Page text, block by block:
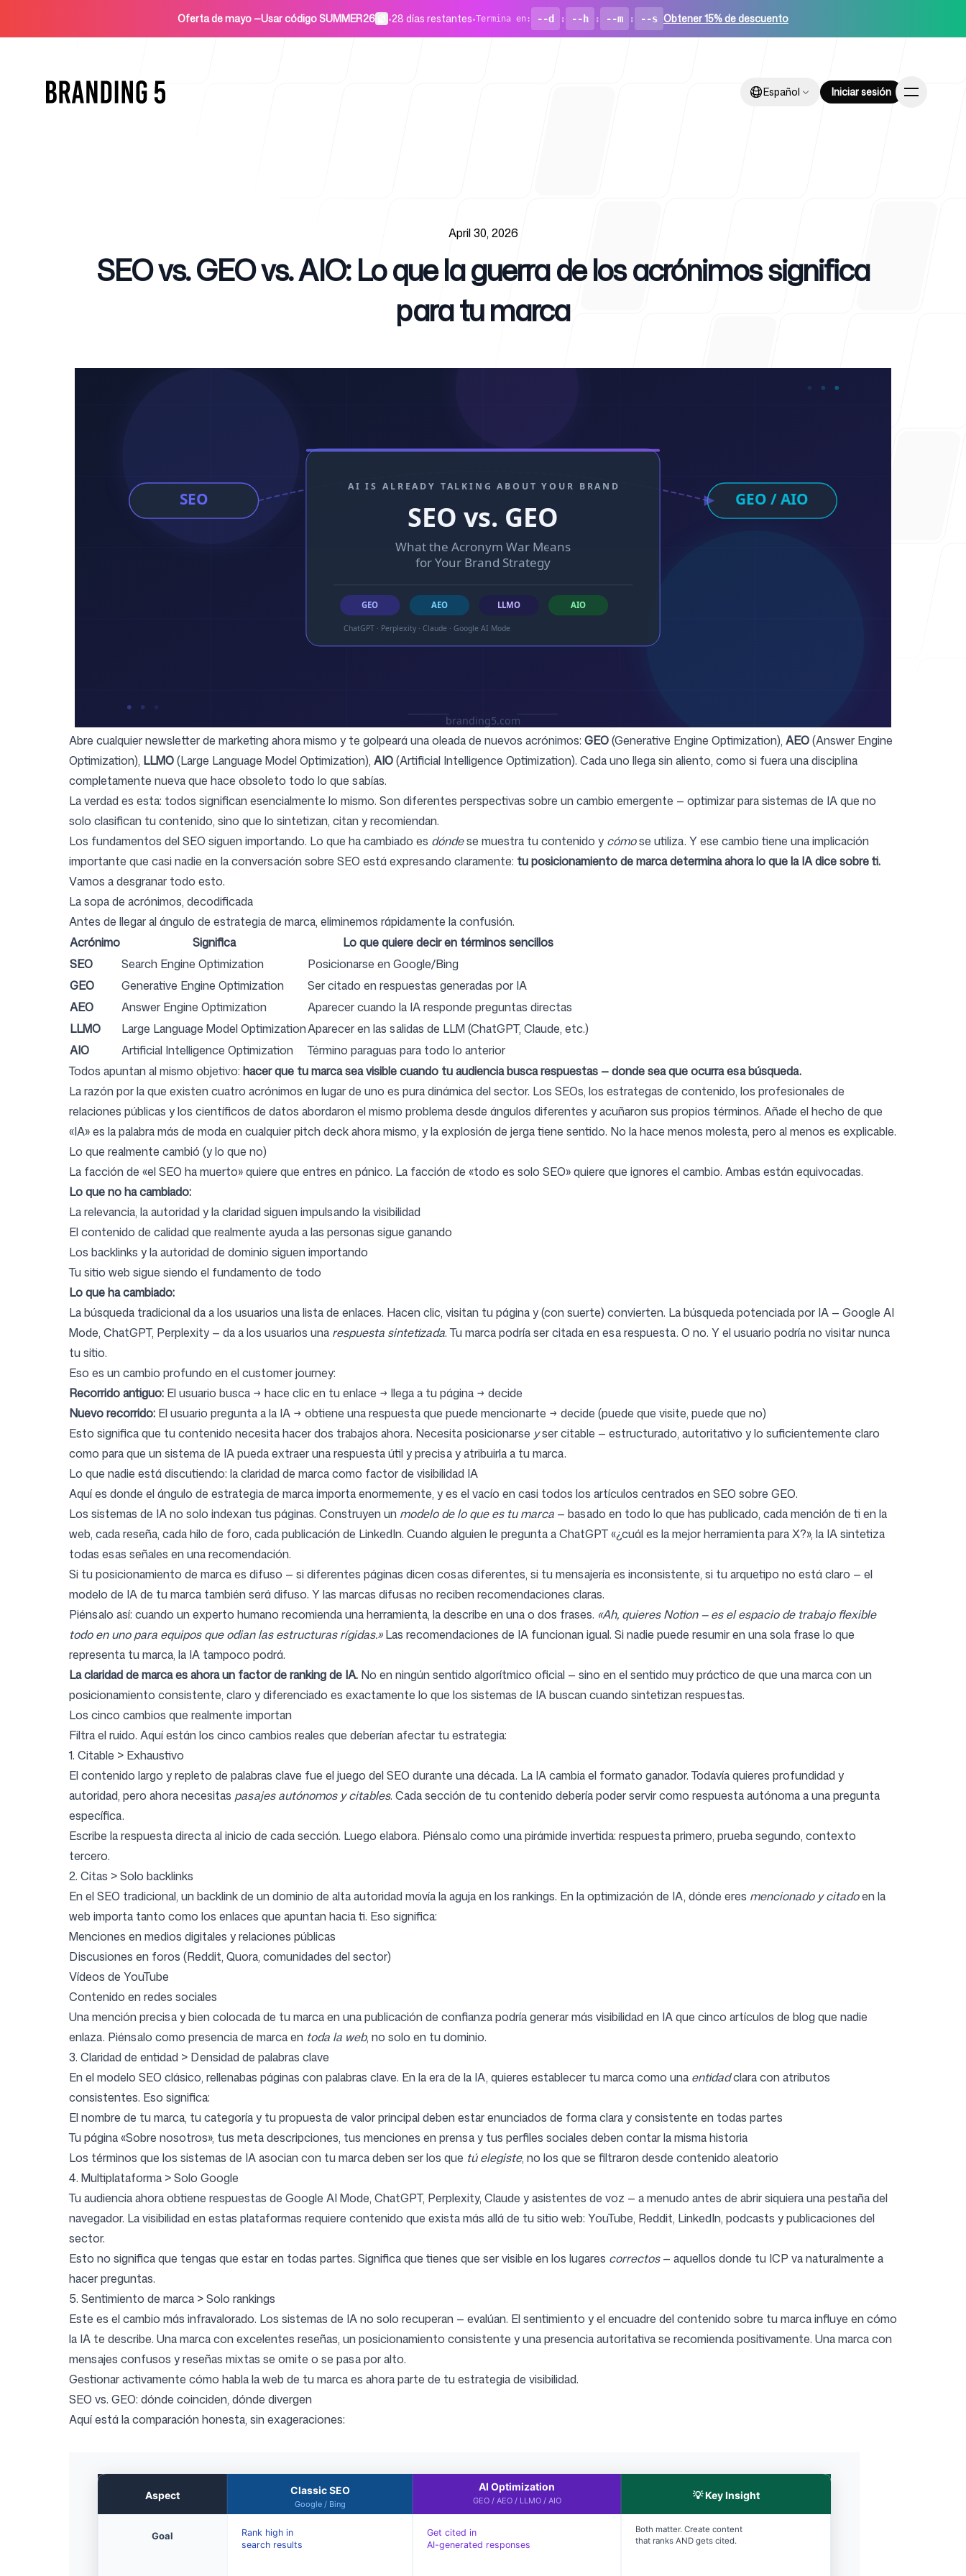
Oferta de mayo —Usar código SUMMER26 •28 días restantes•Termina en : --d : --h : --m : --s Obtener 15% de descuento
Español Iniciar sesión
Español Iniciar sesión
Blog
Herramientas gratuitas FAQ
April 30, 2026
SEO vs. GEO vs. AIO: Lo que la guerra de los acrónimos significa
para tu marca
Abre cualquier newsletter de marketing ahora mismo y te golpeará una oleada de nuevos acrónimos: GEO(Generative Engine Optimization), AEO(Answer Engine
Optimization), LLMO(Large Language Model Optimization), AIO(Artificial Intelligence Optimization). Cada uno llega sin aliento, como si fuera una disciplina
completamente nueva que hace obsoleto todo lo que sabías.
La verdad es esta: todos significan esencialmente lo mismo. Son diferentes perspectivas sobre un cambio emergente — optimizar para sistemas de IA que no
solo clasifican tu contenido, sino que lo sintetizan, citan y recomiendan.
Los fundamentos del SEO siguen importando. Lo que ha cambiado es dóndese muestra tu contenido y cómose utiliza. Y ese cambio tiene una implicación
importante que casi nadie en la conversación sobre SEO está expresando claramente: tu posicionamiento de marca determina ahora lo que la IA dice sobre ti.
Vamos a desgranar todo esto.
La sopa de acrónimos, decodificada
Antes de llegar al ángulo de estrategia de marca, eliminemos rápidamente la confusión.
Acrónimo
Significa
Lo que quiere decir en términos sencillos
SEO
Search Engine Optimization
Posicionarse en Google/Bing
GEO
Generative Engine Optimization
Ser citado en respuestas generadas por IA
AEO
Answer Engine Optimization
Aparecer cuando la IA responde preguntas directas
LLMO
Large Language Model OptimizationAparecer en las salidas de LLM (ChatGPT, Claude, etc.)
AIO
Artificial Intelligence Optimization
Término paraguas para todo lo anterior
Todos apuntan al mismo objetivo: hacer que tu marca sea visible cuando tu audiencia busca respuestas — donde sea que ocurra esa búsqueda.
La razón por la que existen cuatro acrónimos en lugar de uno es pura dinámica del sector. Los SEOs, los estrategas de contenido, los profesionales de
relaciones públicas y los científicos de datos abordaron el mismo problema desde ángulos diferentes y acuñaron sus propios términos. Añade el hecho de que
«IA» es la palabra más de moda en cualquier pitch deck ahora mismo, y la explosión de jerga tiene sentido. No la hace menos molesta, pero al menos es explicable.
Lo que realmente cambió (y lo que no)
La facción de «el SEO ha muerto» quiere que entres en pánico. La facción de «todo es solo SEO» quiere que ignores el cambio. Ambas están equivocadas.
Lo que no ha cambiado:
La relevancia, la autoridad y la claridad siguen impulsando la visibilidad
El contenido de calidad que realmente ayuda a las personas sigue ganando
Los backlinks y la autoridad de dominio siguen importando
Tu sitio web sigue siendo el fundamento de todo
Lo que ha cambiado:
La búsqueda tradicional da a los usuarios una lista de enlaces. Hacen clic, visitan tu página y (con suerte) convierten. La búsqueda potenciada por IA — Google AI
Mode, ChatGPT, Perplexity — da a los usuarios una respuesta sintetizada. Tu marca podría ser citada en esa respuesta. O no. Y el usuario podría no visitar nunca
tu sitio.
Eso es un cambio profundo en el customer journey:
Recorrido antiguo: El usuario busca → hace clic en tu enlace → llega a tu página → decide
Nuevo recorrido: El usuario pregunta a la IA → obtiene una respuesta que puede mencionarte → decide (puede que visite, puede que no)
Esto significa que tu contenido necesita hacer dos trabajos ahora. Necesita posicionarse yser citable — estructurado, autoritativo y lo suficientemente claro
como para que un sistema de IA pueda extraer una respuesta útil y precisa y atribuirla a tu marca.
Lo que nadie está discutiendo: la claridad de marca como factor de visibilidad IA
Aquí es donde el ángulo de estrategia de marca importa enormemente, y es el vacío en casi todos los artículos centrados en SEO sobre GEO.
Los sistemas de IA no solo indexan tus páginas. Construyen un modelo de lo que es tu marca — basado en todo lo que has publicado, cada mención de ti en la
web, cada reseña, cada hilo de foro, cada publicación de LinkedIn. Cuando alguien le pregunta a ChatGPT «¿cuál es la mejor herramienta para X?», la IA sintetiza
todas esas señales en una recomendación.
Si tu posicionamiento de marca es difuso — si diferentes páginas dicen cosas diferentes, si tu mensajería es inconsistente, si tu arquetipo no está claro — el
modelo de IA de tu marca también será difuso. Y las marcas difusas no reciben recomendaciones claras.
Piénsalo así: cuando un experto humano recomienda una herramienta, la describe en una o dos frases. «Ah, quieres Notion — es el espacio de trabajo flexible
todo en uno para equipos que odian las estructuras rígidas.»Las recomendaciones de IA funcionan igual. Si nadie puede resumir en una sola frase lo que
representa tu marca, la IA tampoco podrá.
La claridad de marca es ahora un factor de ranking de IA. No en ningún sentido algorítmico oficial — sino en el sentido muy práctico de que una marca con un
posicionamiento consistente, claro y diferenciado es exactamente lo que los sistemas de IA buscan cuando sintetizan respuestas.
Los cinco cambios que realmente importan
Filtra el ruido. Aquí están los cinco cambios reales que deberían afectar tu estrategia:
1. Citable > Exhaustivo
El contenido largo y repleto de palabras clave fue el juego del SEO durante una década. La IA cambia el formato ganador. Todavía quieres profundidad y
autoridad, pero ahora necesitas pasajes autónomos y citables. Cada sección de tu contenido debería poder servir como respuesta autónoma a una pregunta
específica.
Escribe la respuesta directa al inicio de cada sección. Luego elabora. Piénsalo como una pirámide invertida: respuesta primero, prueba segundo, contexto
tercero.
2. Citas > Solo backlinks
En el SEO tradicional, un backlink de un dominio de alta autoridad movía la aguja en los rankings. En la optimización de IA, dónde eres mencionado y citadoen la
web importa tanto como los enlaces que apuntan hacia ti. Eso significa:
Menciones en medios digitales y relaciones públicas
Discusiones en foros (Reddit, Quora, comunidades del sector)
Vídeos de YouTube
Contenido en redes sociales
Una mención precisa y bien colocada de tu marca en una publicación de confianza podría generar más visibilidad en IA que cinco artículos de blog que nadie
enlaza. Piénsalo como presencia de marca en toda la web, no solo en tu dominio.
3. Claridad de entidad > Densidad de palabras clave
En el modelo SEO clásico, rellenabas páginas con palabras clave. En la era de la IA, quieres establecer tu marca como una entidadclara con atributos
consistentes. Eso significa:
El nombre de tu marca, tu categoría y tu propuesta de valor principal deben estar enunciados de forma clara y consistente en todas partes
Tu página «Sobre nosotros», tus meta descripciones, tus menciones en prensa y tus perfiles sociales deben contar la misma historia
Los términos que los sistemas de IA asocian con tu marca deben ser los que tú elegiste, no los que se filtraron desde contenido aleatorio
4. Multiplataforma > Solo Google
Tu audiencia ahora obtiene respuestas de Google AI Mode, ChatGPT, Perplexity, Claude y asistentes de voz — a menudo antes de abrir siquiera una pestaña del
navegador. La visibilidad en estas plataformas requiere contenido que exista más allá de tu sitio web: YouTube, Reddit, LinkedIn, podcasts y publicaciones del
sector.
Esto no significa que tengas que estar en todas partes. Significa que tienes que ser visible en los lugares correctos— aquellos donde tu ICP va naturalmente a
hacer preguntas.
5. Sentimiento de marca > Solo rankings
Este es el cambio más infravalorado. Los sistemas de IA no solo recuperan — evalúan. El sentimiento y el encuadre del contenido sobre tu marca influye en cómo
la IA te describe. Una marca con excelentes reseñas, un posicionamiento consistente y una presencia autoritativa se recomienda positivamente. Una marca con
mensajes confusos y reseñas mixtas se omite o se pasa por alto.
Gestionar activamente cómo habla la web de tu marca es ahora parte de tu estrategia de visibilidad.
SEO vs. GEO: dónde coinciden, dónde divergen
Aquí está la comparación honesta, sin exageraciones: